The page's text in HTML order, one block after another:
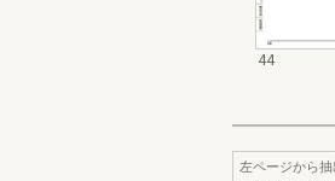
44
左ページから